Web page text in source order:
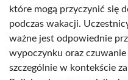
które mogą przyczynić się
podczas wakacji.
ważne jest odpowiednie
wypoczynku oraz
szczególnie w kontekście